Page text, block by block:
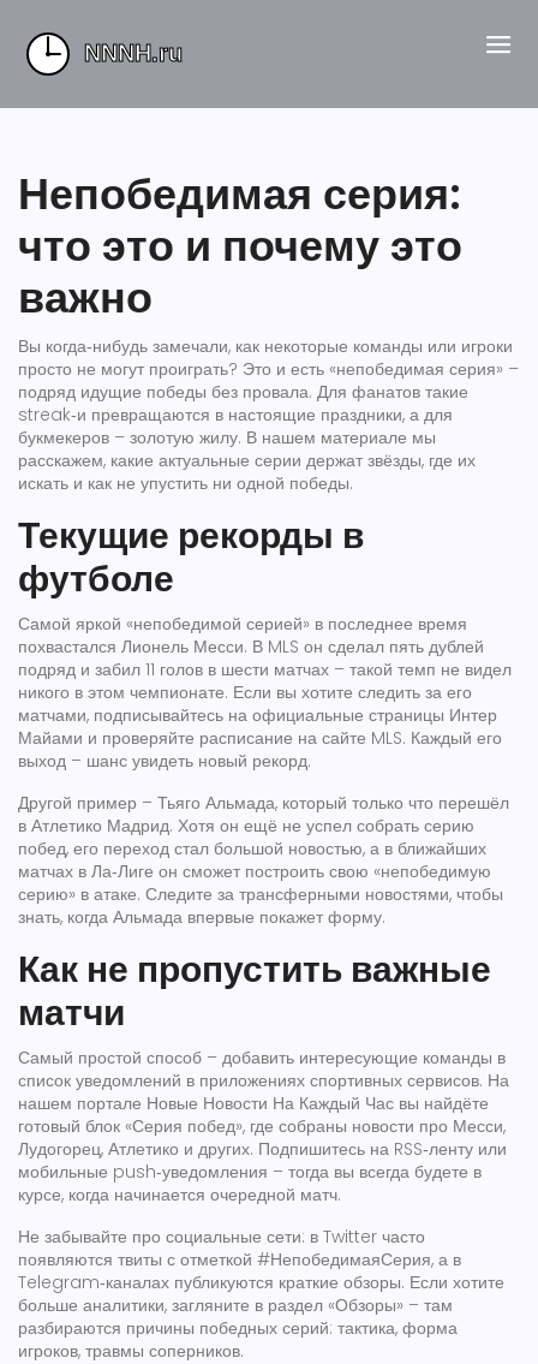
Непобедимая серия:
что это и почему это
важно
Вы когда‑нибудь замечали, как некоторые команды или игроки
просто не могут проиграть? Это и есть «непобедимая серия» –
подряд идущие победы без провала. Для фанатов такие
streak‑и превращаются в настоящие праздники, а для
букмекеров – золотую жилу. В нашем материале мы
расскажем, какие актуальные серии держат звёзды, где их
искать и как не упустить ни одной победы.
Текущие рекорды в
футболе
Самой яркой «непобедимой серией» в последнее время
похвастался Лионель Месси. В MLS он сделал пять дублей
подряд и забил 11 голов в шести матчах – такой темп не видел
никого в этом чемпионате. Если вы хотите следить за его
матчами, подписывайтесь на официальные страницы Интер
Майами и проверяйте расписание на сайте MLS. Каждый его
выход – шанс увидеть новый рекорд.
Другой пример – Тьяго Альмада, который только что перешёл
в Атлетико Мадрид. Хотя он ещё не успел собрать серию
побед, его переход стал большой новостью, а в ближайших
матчах в Ла‑Лиге он сможет построить свою «непобедимую
серию» в атаке. Следите за трансферными новостями, чтобы
знать, когда Альмада впервые покажет форму.
Как не пропустить важные
матчи
Самый простой способ – добавить интересующие команды в
список уведомлений в приложениях спортивных сервисов. На
нашем портале Новые Новости На Каждый Час вы найдёте
готовый блок «Серия побед», где собраны новости про Месси,
Лудогорец, Атлетико и других. Подпишитесь на RSS‑ленту или
мобильные push‑уведомления – тогда вы всегда будете в
курсе, когда начинается очередной матч.
Не забывайте про социальные сети: в Twitter часто
появляются твиты с отметкой #НепобедимаяСерия, а в
Telegram‑каналах публикуются краткие обзоры. Если хотите
больше аналитики, загляните в раздел «Обзоры» – там
разбираются причины победных серий: тактика, форма
игроков, травмы соперников.